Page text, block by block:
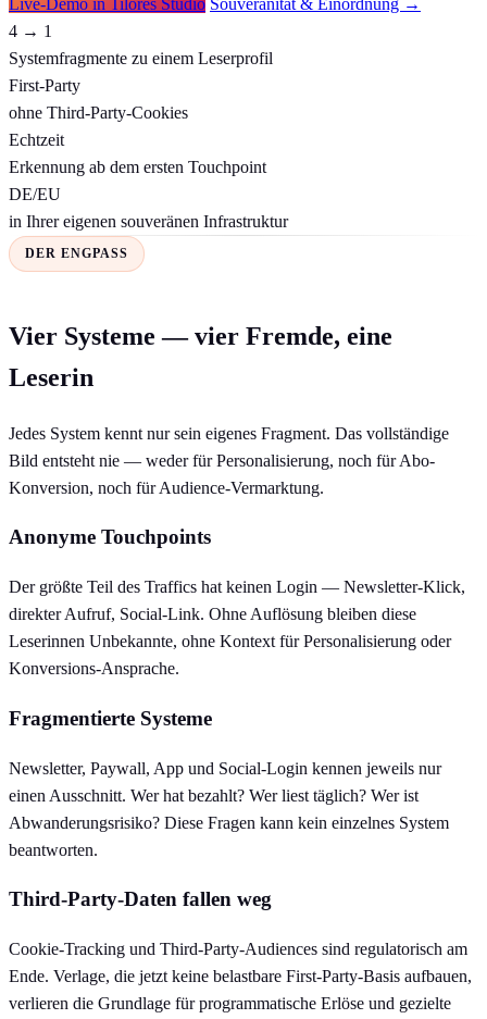
4 → 1
Systemfragmente zu einem Leserprofil
First-Party
ohne Third-Party-Cookies
Echtzeit
Erkennung ab dem ersten Touchpoint
DE/EU
in Ihrer eigenen souveränen Infrastruktur
DER ENGPASS
Vier Systeme — vier Fremde, eine
Leserin
Jedes System kennt nur sein eigenes Fragment. Das vollständige
Bild entsteht nie — weder für Personalisierung, noch für Abo-
Konversion, noch für Audience-Vermarktung.
Anonyme Touchpoints
Der größte Teil des Traffics hat keinen Login — Newsletter-Klick,
direkter Aufruf, Social-Link. Ohne Auflösung bleiben diese
Leserinnen Unbekannte, ohne Kontext für Personalisierung oder
Konversions-Ansprache.
Fragmentierte Systeme
Newsletter, Paywall, App und Social-Login kennen jeweils nur
einen Ausschnitt. Wer hat bezahlt? Wer liest täglich? Wer ist
Abwanderungsrisiko? Diese Fragen kann kein einzelnes System
beantworten.
Third-Party-Daten fallen weg
Cookie-Tracking und Third-Party-Audiences sind regulatorisch am
Ende. Verlage, die jetzt keine belastbare First-Party-Basis aufbauen,
verlieren die Grundlage für programmatische Erlöse und gezielte